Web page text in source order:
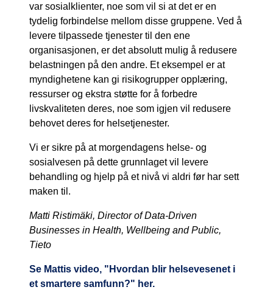
var sosialklienter, noe som vil si at det er en
tydelig forbindelse mellom disse gruppene. Ved å
levere tilpassede tjenester til den ene
organisasjonen, er det absolutt mulig å redusere
belastningen på den andre. Et eksempel er at
myndighetene kan gi risikogrupper opplæring,
ressurser og ekstra støtte for å forbedre
livskvaliteten deres, noe som igjen vil redusere
behovet deres for helsetjenester.
Vi er sikre på at morgendagens helse- og
sosialvesen på dette grunnlaget vil levere
behandling og hjelp på et nivå vi aldri før har sett
maken til.
Matti Ristimäki, Director of Data-Driven
Businesses in Health, Wellbeing and Public,
Tieto
Se Mattis video, "Hvordan blir helsevesenet i
et smartere samfunn?" her.